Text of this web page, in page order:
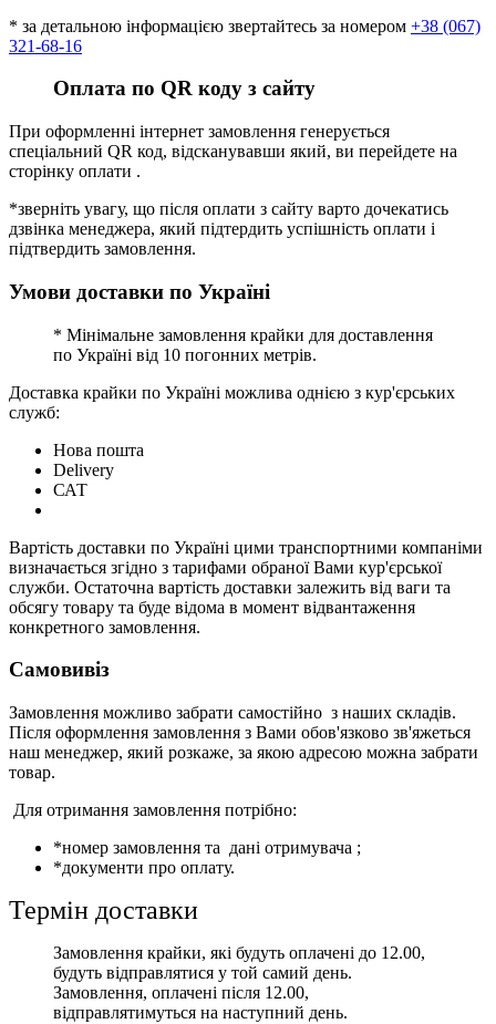
* за детальною інформацією звертайтесь за номером +38 (067)
321-68-16
Оплата по QR коду з сайту
При оформленні інтернет замовлення генерується
спеціальний QR код, відсканувавши який, ви перейдете на
сторінку оплати .
*зверніть увагу, що після оплати з сайту варто дочекатись
дзвінка менеджера, який підтердить успішність оплати і
підтвердить замовлення.
Умови доставки по Україні
* Мінімальне замовлення крайки для доставлення
по Україні від 10 погонних метрів.
Доставка крайки по Україні можлива однією з кур'єрських
служб:
Нова пошта
Delivery
САТ
Вартість доставки по Україні цими транспортними компаніми
визначається згідно з тарифами обраної Вами кур'єрської
служби. Остаточна вартість доставки залежить від ваги та
обсягу товару та буде відома в момент відвантаження
конкретного замовлення.
Самовивіз
Замовлення можливо забрати самостійно з наших складів.
Після оформлення замовлення з Вами обов'язково зв'яжеться
наш менеджер, який розкаже, за якою адресою можна забрати
товар.
Для отримання замовлення потрібно:
*номер замовлення та дані отримувача ;
*документи про оплату.
Термін доставки
Замовлення крайки, які будуть оплачені до 12.00,
будуть відправлятися у той самий день.
Замовлення, оплачені після 12.00,
відправлятимуться на наступний день.